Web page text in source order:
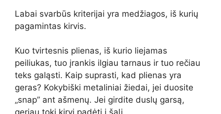
Labai svarbūs kriterijai yra medžiagos, iš kurių
pagamintas kirvis.
Kuo tvirtesnis plienas, iš kurio liejamas
peiliukas, tuo įrankis ilgiau tarnaus ir tuo rečiau
teks galąsti. Kaip suprasti, kad plienas yra
geras? Kokybiški metaliniai žiedai, jei duosite
„snap” ant ašmenų. Jei girdite duslų garsą,